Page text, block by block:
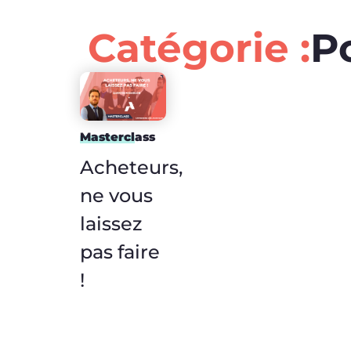
Catégorie :
Masterclass
Acheteurs,
ne vous
laissez
pas faire
!